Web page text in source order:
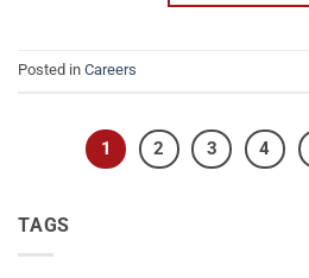
Posted in Careers
1 2 3 4
TAGS